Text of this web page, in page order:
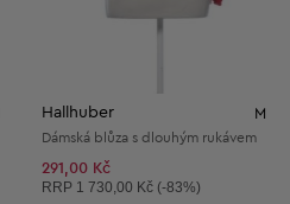
Hallhuber M
Dámská blůza s dlouhým rukávem
291,00 Kč
Doporučená cena:
RRP 1 730,00 Kč (-83%)